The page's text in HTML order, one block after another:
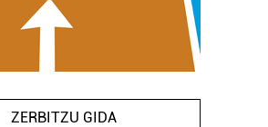
ZERBITZU GIDA